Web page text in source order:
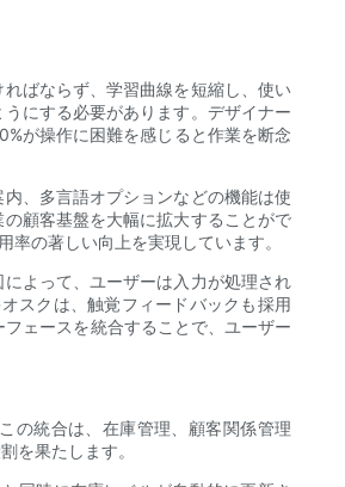
ばならず、学習曲線を短縮し、使い
にする必要があります。デザイナー
が操作に困難を感じると作業を断念
、多言語オプションなどの機能は使
顧客基盤を大幅に拡大することがで
の著しい向上を実現しています。
よって、ユーザーは入力が処理され
スクは、触覚フィードバックも採用
ェースを統合することで、ユーザー
の統合は、在庫管理、顧客関係管理
を果たします。